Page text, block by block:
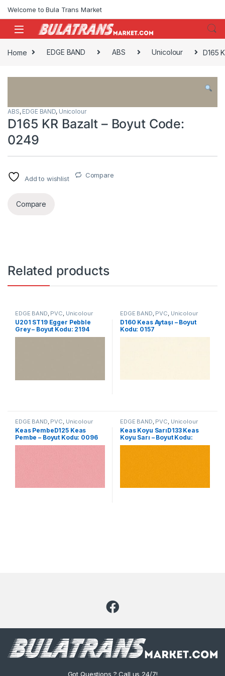
Welcome to Bula Trans Market
Home EDGE BAND ABS Unicolour D165
ABS, EDGE BAND, Unicolour
D165 KR Bazalt – Boyut Code:
0249
Add to wishlist Compare
Compare
Related products
EDGE BAND PVC Unicolour
U201 ST19 Egger Pebble
Grey – Boyut Kodu: 2194
EDGE BAND PVC Unicolour
D160 Keas Aytaşı – Boyut
Kodu: 0157
EDGE BAND PVC Unicolour
Keas PembeD125 Keas
Pembe – Boyut Kodu: 0096
EDGE BAND PVC Unicolour
Keas Koyu SarıD133 Keas
Koyu Sarı – Boyut Kodu:
0104
Got Questions ? Call us 24/7!